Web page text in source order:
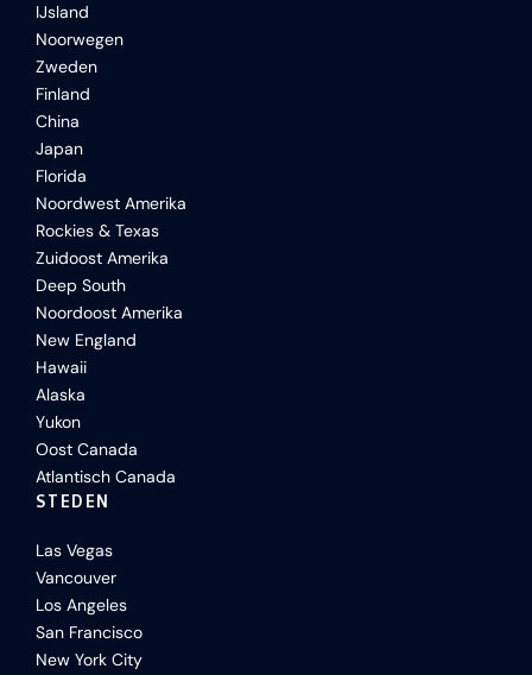
IJsland
Noorwegen
Zweden
Finland
China
Japan
Florida
Noordwest Amerika
Rockies & Texas
Zuidoost Amerika
Deep South
Noordoost Amerika
New England
Hawaii
Alaska
Yukon
Oost Canada
Atlantisch Canada
STEDEN
Las Vegas
Vancouver
Los Angeles
San Francisco
New York City